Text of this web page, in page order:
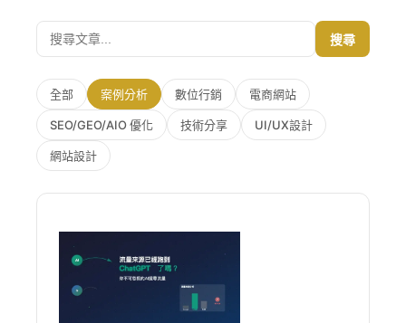
搜尋
全部 案例分析 數位行銷 電商網站
SEO/GEO/AIO 優化 技術分享 UI/UX設計
網站設計